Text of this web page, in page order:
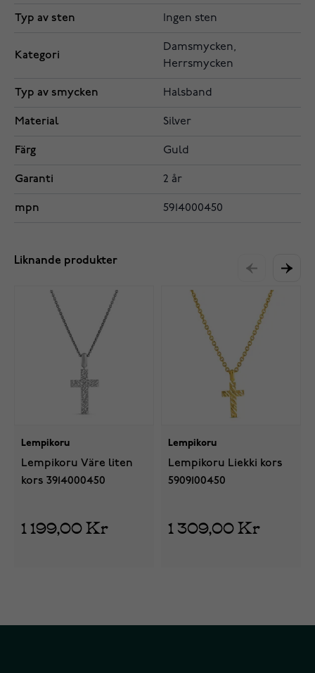
Typ av sten Ingen sten
Kategori
Damsmycken,
Herrsmycken
Typ av smycken Halsband
Material Silver
Färg Guld
Garanti 2 år
mpn 5914000450
Liknande produkter
Lempikoru
Lempikoru Väre liten
kors 3914000450
1 199,00 Kr
Lempikoru
Lempikoru Liekki kors
5909100450
1 309,00 Kr